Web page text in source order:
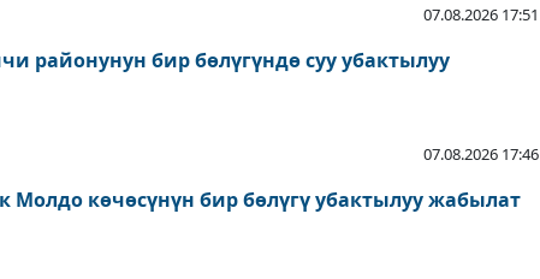
07.08.2026 17:51
районунун бир бөлүгүндө суу убактылуу
07.08.2026 17:46
Молдо көчөсүнүн бир бөлүгү убактылуу жабылат